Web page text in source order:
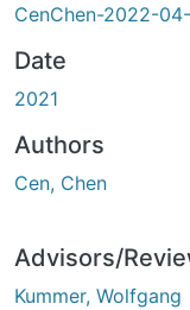
CenChen-2022-
Date
2021
Authors
Cen, Chen
Advisors/
Kummer, Wolfgang